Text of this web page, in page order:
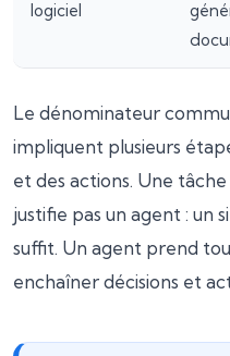
logiciel
Le dénominateur
impliquent plusieurs
et des actions. Une
justifie pas un agent : un
suffit. Un agent prend
enchaîner décisions et